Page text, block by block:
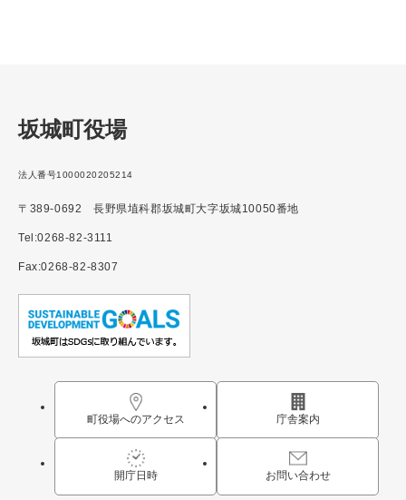
坂城町役場
法人番号1000020205214
〒389-0692 長野県埴科郡坂城町大字坂城10050番地
Tel:0268-82-3111
Fax:0268-82-8307
町役場へのアクセス 庁舎案内
開庁日時 お問い合わせ